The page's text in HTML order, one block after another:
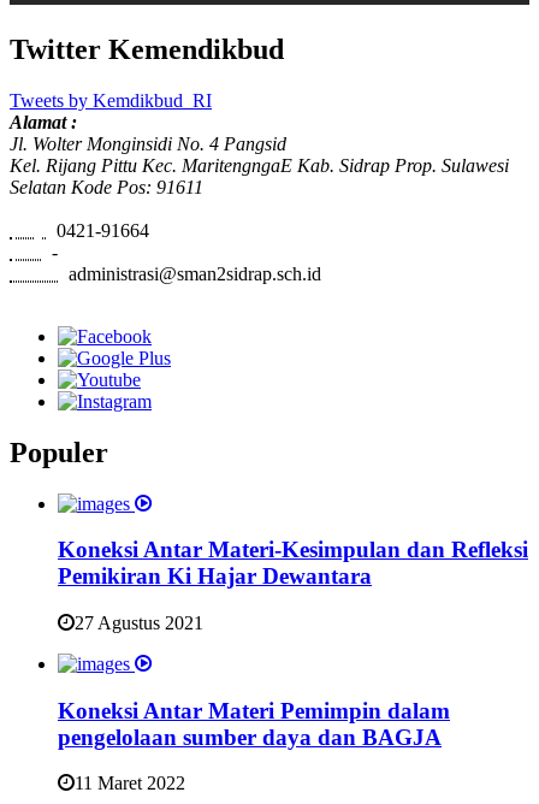
Twitter Kemendikbud
Tweets by Kemdikbud_RI
Alamat :
Jl. Wolter Monginsidi No. 4 Pangsid
Kel. Rijang Pittu Kec. MaritengngaE Kab. Sidrap Prop. Sulawesi
Selatan Kode Pos: 91611
0421-91664
-
administrasi@sman2sidrap.sch.id
Populer
Koneksi Antar Materi-Kesimpulan dan Refleksi
Pemikiran Ki Hajar Dewantara
27 Agustus 2021
Koneksi Antar Materi Pemimpin dalam
pengelolaan sumber daya dan BAGJA
11 Maret 2022